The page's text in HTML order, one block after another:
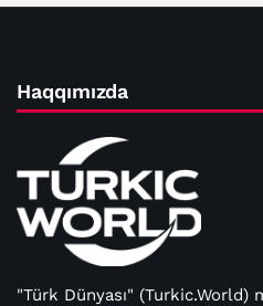
Haqqımızda
"Türk Dünyası" (Turkic.World)